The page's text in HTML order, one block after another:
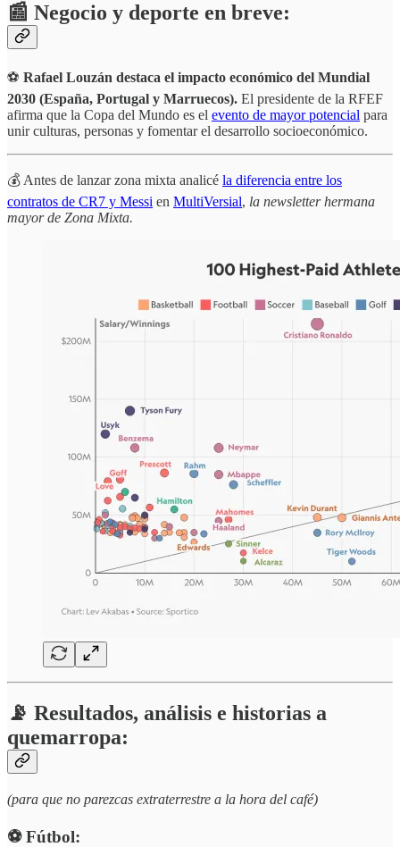
📰 Negocio y deporte en breve:
⚽️ Rafael Louzán destaca el impacto económico del Mundial
2030 (España, Portugal y Marruecos). El presidente de la RFEF
afirma que la Copa del Mundo es el evento de mayor potencial para
unir culturas, personas y fomentar el desarrollo socioeconómico.
💰 Antes de lanzar zona mixta analicé la diferencia entre los
contratos de CR7 y Messi en MultiVersial, la newsletter hermana
mayor de Zona Mixta.
📡 Resultados, análisis e historias a
quemarropa:
(para que no parezcas extraterrestre a la hora del café)
⚽️ Fútbol: